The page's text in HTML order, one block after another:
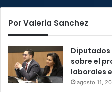
Por Valeria Sanchez
Diputados
sobre el
laborales
agosto 11,